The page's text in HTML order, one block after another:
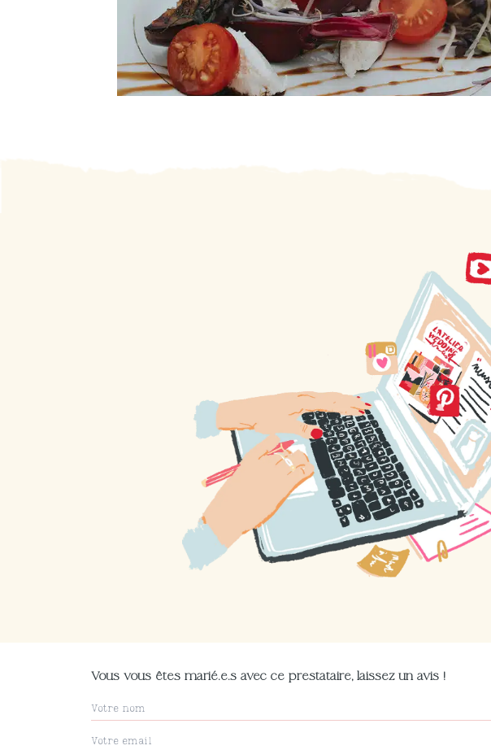
Vous vous êtes marié.e.s avec ce prestataire, laissez un avis !